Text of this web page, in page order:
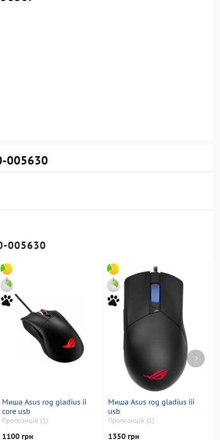
005630
005630
Миша Asus rog gladius ii
core usb
Пропозицій (1)
1100 грн
Миша Asus rog gladius iii
usb
Пропозицій (1)
1350 грн